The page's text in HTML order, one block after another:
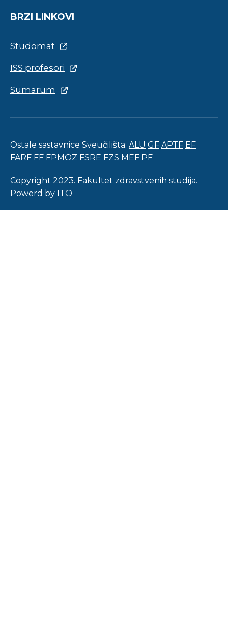
BRZI LINKOVI
Studomat
ISS profesori
Sumarum
Ostale sastavnice Sveučilišta: ALU GF APTF EF
FARF FF FPMOZ FSRE FZS MEF PF
Copyright 2023. Fakultet zdravstvenih studija.
Powerd by ITO